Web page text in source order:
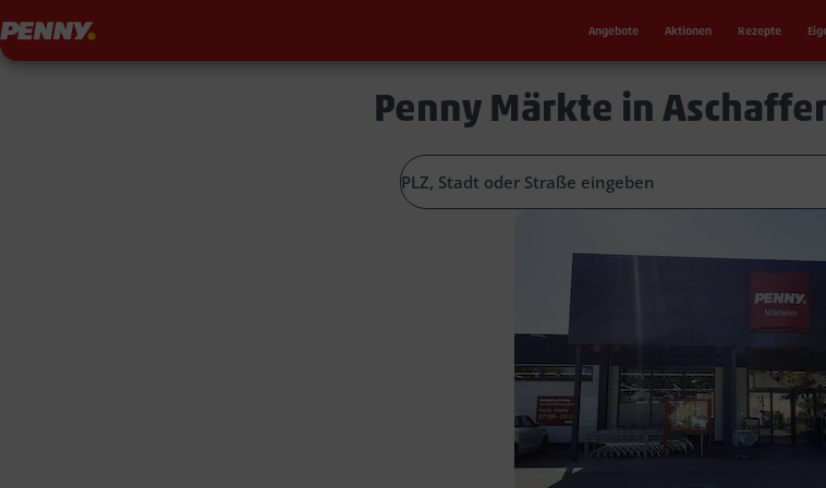
Penny Angebote Aktionen Rezepte
Penny Märkte in